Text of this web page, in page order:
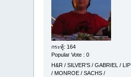
กระทู้: 164
Popular Vote : 0
H&R / SILVER'S / GABRIEL / LIP
/ MONROE / SACHS /